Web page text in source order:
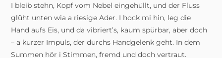
I bleib stehn, Kopf vom Nebel eingehüllt, und der Fluss
glüht unten wia a riesige Ader. I hock mi hin, leg die
Hand aufs Eis, und da vibriert’s, kaum spürbar, aber doch
– a kurzer Impuls, der durchs Handgelenk geht. In dem
Summen hör i Stimmen, fremd und doch vertraut.